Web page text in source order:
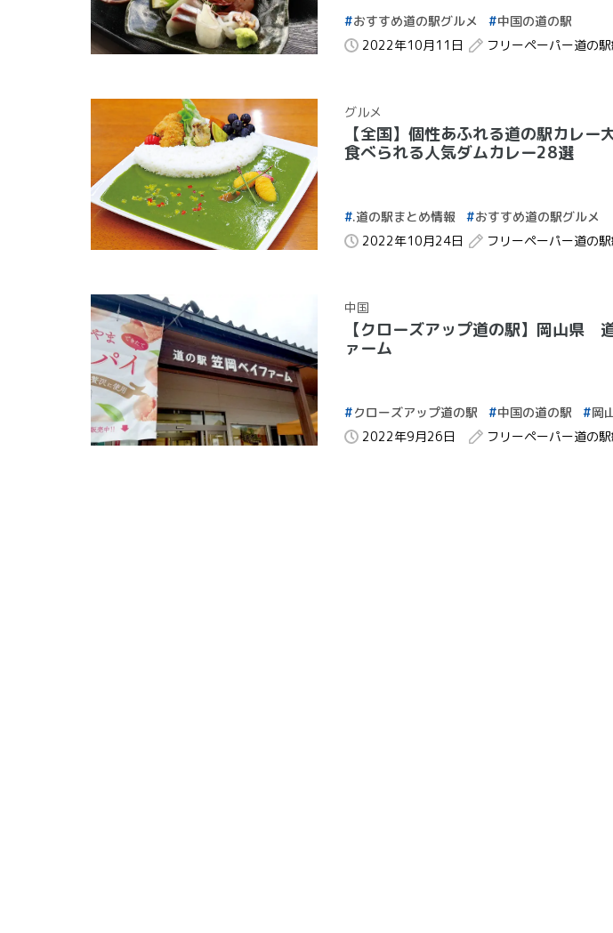
おすすめ道の駅グルメ
中国の道の駅
2022年10月11日
フリーペーパー道の
グルメ
【全国】個性あふれる道の駅カレー
食べられる人気ダムカレー28選
.道の駅まとめ情報
おすすめ道の駅グルメ
2022年10月24日
フリーペーパー道の
中国
【クローズアップ道の駅】岡山県
ァーム
クローズアップ道の駅 中国の道の駅
岡
2022年9月26日
フリーペーパー道の